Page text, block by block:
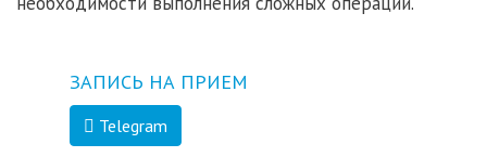
ЗАПИСЬ НА ПРИЕМ
Telegram